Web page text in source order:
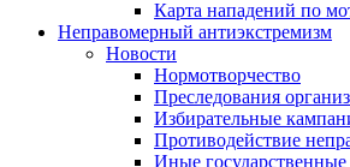
Карта нападений по
Неправомерный антиэкстремизм
Новости
Нормотворчество
Преследования
Избирательные
Противодействие
Иные